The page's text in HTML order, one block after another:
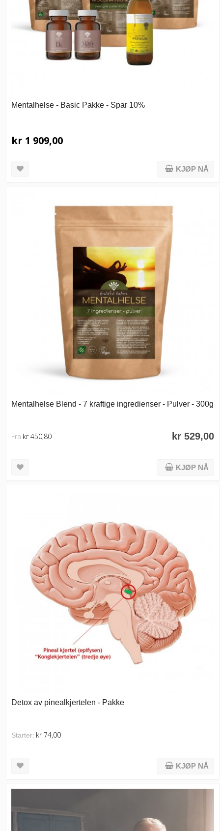
Mentalhelse - Basic Pakke - Spar 10%
kr 1 909,00
KJØP NÅ
Mentalhelse Blend - 7 kraftige ingredienser - Pulver - 300g
kr 529,00
Fra kr 450,80
KJØP NÅ
Detox av pinealkjertelen - Pakke
Starter: kr 74,00
KJØP NÅ